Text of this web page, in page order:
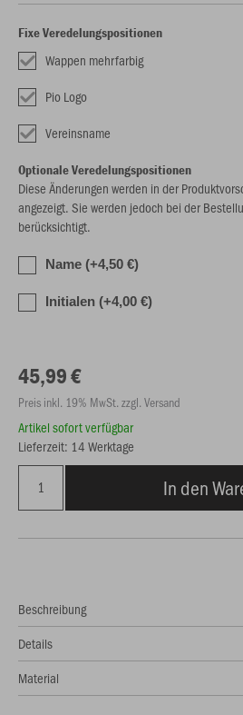
Fixe Veredelungspositionen
Wappen mehrfarbig
Pio Logo
Vereinsname
Optionale Veredelungspositionen
Diese Änderungen werden in der
angezeigt. Sie werden jedoch bei der
berücksichtigt.
Name (+4,50 €)
Initialen (+4,00 €)
45,99 €
Preis inkl. 19% MwSt. zzgl. Versand
Artikel sofort verfügbar
Lieferzeit: 14 Werktage
In den
Beschreibung
Details
Material